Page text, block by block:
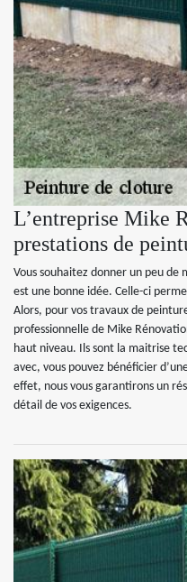
L’entreprise Mike
prestations de
Vous souhaitez donner un peu
est une bonne idée. Celle-ci
Alors, pour vos travaux de
professionnelle de Mike
haut niveau. Ils sont la maitrise
avec, vous pouvez bénéficier
effet, nous vous garantirons un
détail de vos exigences.